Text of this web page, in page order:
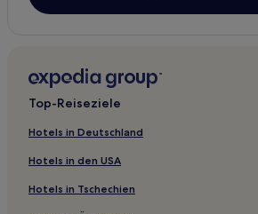
Vendenesse-Lès-Charolles Hotels
Mary Hotels
Montigny-Sur-Canne Hotels
Le Grand Charolais: Hotels
Monthelon Hotels
Top-Reiseziele
Hotels in Deutschland
Hotels in den USA
Hotels in Tschechien